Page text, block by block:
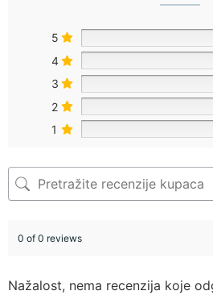
5
4
3
2
1
0 of 0 reviews
Nažalost, nema recenzija koje